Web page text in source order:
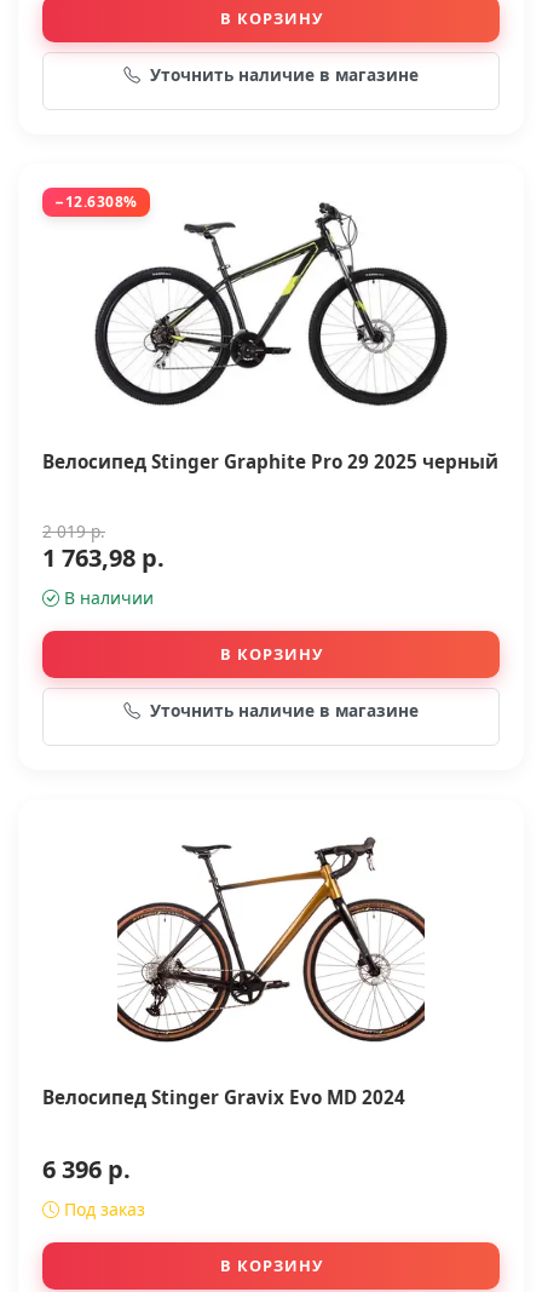
В КОРЗИНУ
Уточнить наличие в магазине
−12.6308%
Велосипед Stinger Graphite Pro 29 2025 черный
2 019 р.
1 763,98 р.
В наличии
В КОРЗИНУ
Уточнить наличие в магазине
Велосипед Stinger Gravix Evo MD 2024
6 396 р.
Под заказ
В КОРЗИНУ